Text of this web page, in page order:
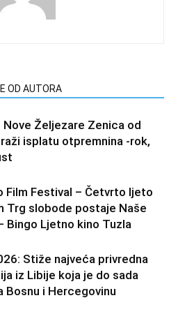
OD AUTORA
Nove Željezare Zenica od
isplatu otpremnina -rok,
Film Festival – Četvrto ljeto
Trg slobode postaje Naše
Bingo Ljetno kino Tuzla
Stiže najveća privredna
iz Libije koja je do sada
Bosnu i Hercegovinu